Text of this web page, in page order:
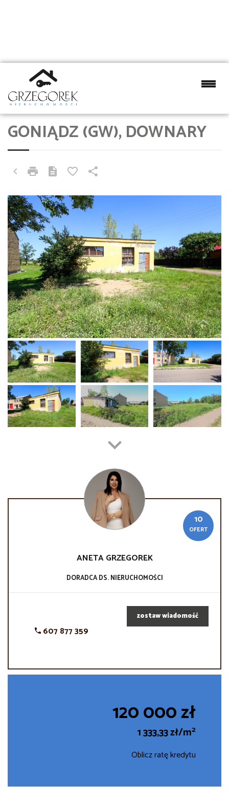
GONIĄDZ (GW), DOWNARY
10
OFERT
ANETAGRZEGOREK
DORADCA DS. NIERUCHOMOŚCI
607 877 359
zostaw wiadomość
120 000 zł
1 333,33 zł/m2
Oblicz ratę kredytu